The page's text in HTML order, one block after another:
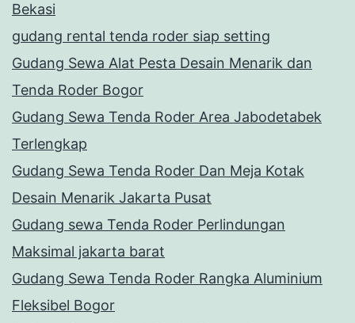
Bekasi
gudang rental tenda roder siap setting
Gudang Sewa Alat Pesta Desain Menarik dan
Tenda Roder Bogor
Gudang Sewa Tenda Roder Area Jabodetabek
Terlengkap
Gudang Sewa Tenda Roder Dan Meja Kotak
Desain Menarik Jakarta Pusat
Gudang sewa Tenda Roder Perlindungan
Maksimal jakarta barat
Gudang Sewa Tenda Roder Rangka Aluminium
Fleksibel Bogor